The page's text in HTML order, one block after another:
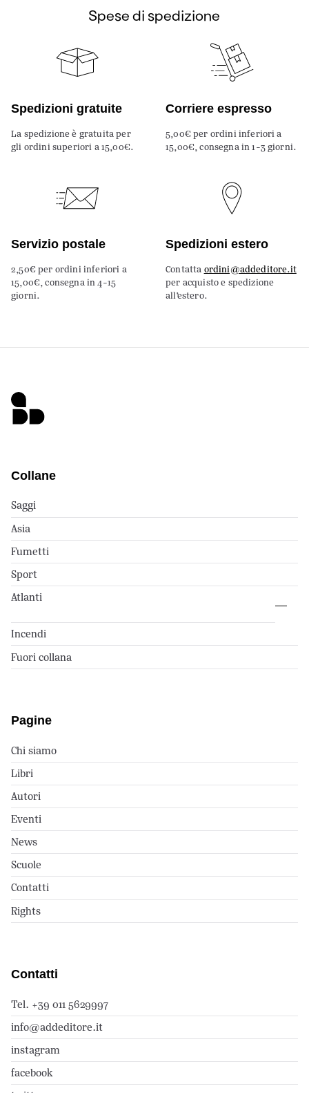
Spese di spedizione
Spedizioni gratuite
La spedizione è gratuita per
gli ordini superiori a 15,00€.
Corriere espresso
5,00€ per ordini inferiori a
15,00€, consegna in 1-3 giorni.
Servizio postale
2,50€ per ordini inferiori a
15,00€, consegna in 4-15
giorni.
Spedizioni estero
Contatta ordini@addeditore.it
per acquisto e spedizione
all’estero.
Collane
Saggi
Asia
Fumetti
Sport
Atlanti
Incendi
Fuori collana
Pagine
Chi siamo
Libri
Autori
Eventi
News
Scuole
Contatti
Rights
Contatti
Tel. +39 011 5629997
info@addeditore.it
instagram
facebook